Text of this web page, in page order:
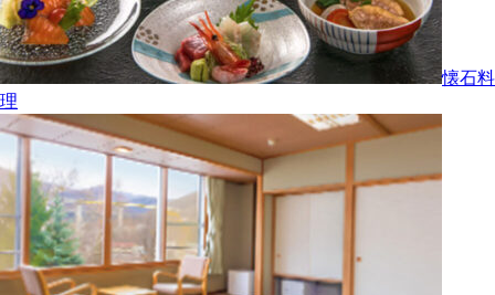
懐石料
理